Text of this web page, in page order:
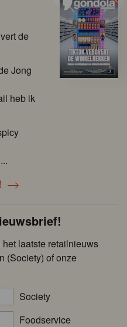
de
Jong
heb ik
laatste retailnieuws
(Society) of onze
Society
Foodservice